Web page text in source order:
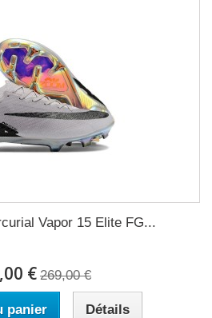
Vapor 15 Elite FG...
€ 269,00 €
panier Détails